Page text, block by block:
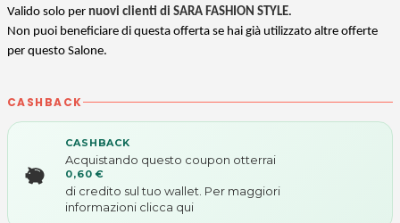
Valido solo per nuovi clienti di SARA FASHION STYLE.
Non puoi beneficiare di questa offerta se hai già utilizzato altre offerte
per questo Salone.
CASHBACK
CASHBACK
Acquistando questo coupon otterrai
0,60 €
di credito sul tuo wallet. Per maggiori
informazioni clicca qui